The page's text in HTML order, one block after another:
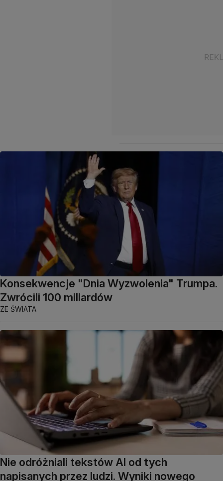
Konsekwencje "Dnia Wyzwolenia" Trumpa.
Zwrócili 100 miliardów
ZE ŚWIATA
Nie odróżniali tekstów AI od tych
napisanych przez ludzi. Wyniki nowego